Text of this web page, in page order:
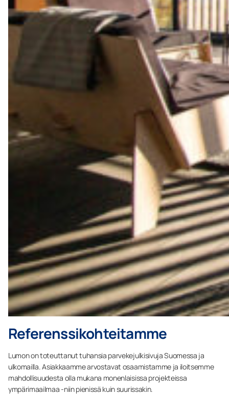
Referenssikohteitamme
Lumon on toteuttanut tuhansia parvekejulkisivuja Suomessa ja
ulkomailla. Asiakkaamme arvostavat osaamistamme ja iloitsemme
mahdollisuudesta olla mukana monenlaisissa projekteissa
ympärimaailmaa -niin pienissä kuin suurissakin.